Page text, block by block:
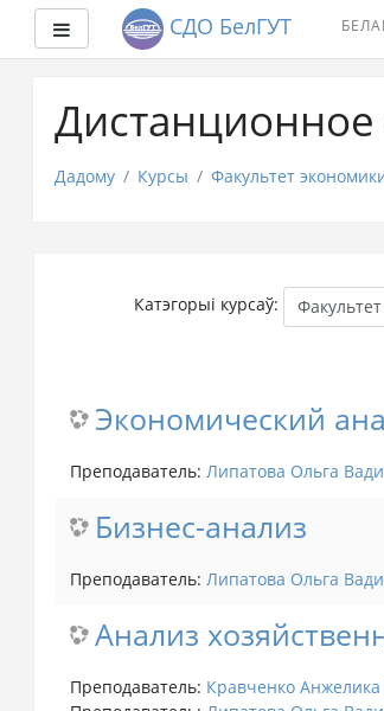
перайсці
асноўнага
Side panel СДО БелГУТ
Дадому Курсы Факультет
Катэгорыі курсаў:
Экономический
Преподаватель: Липатова Ольга
Бизнес-анализ
Преподаватель: Липатова Ольга
Анализ
Преподаватель: Кравченко